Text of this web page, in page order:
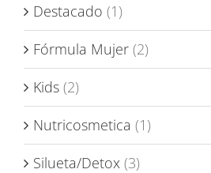
Destacado (1)
Fórmula Mujer (2)
Kids (2)
Nutricosmetica (1)
Silueta/Detox (3)